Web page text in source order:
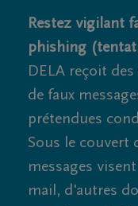
Restez vigilant
phishing
DELA reçoit
de faux
prétendues
Sous le couvert
messages
mail, d'autres